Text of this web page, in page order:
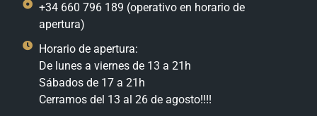
+34 660 796 189 (operativo en horario de
apertura)
Horario de apertura:
De lunes a viernes de 13 a 21h
Sábados de 17 a 21h
Cerramos del 13 al 26 de agosto!!!!